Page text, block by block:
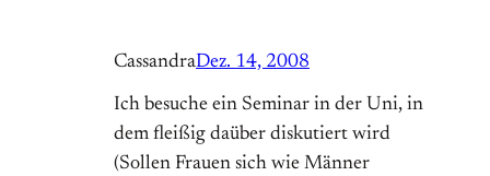
CassandraDez. 14, 2008
Ich besuche ein Seminar in der Uni, in
dem fleißig daüber diskutiert wird
(Sollen Frauen sich wie Männer